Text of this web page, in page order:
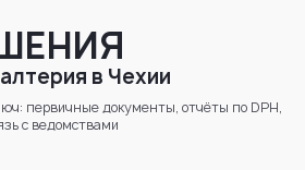
в Чехии
первичные документы, отчёты по DPH,
с ведомствами